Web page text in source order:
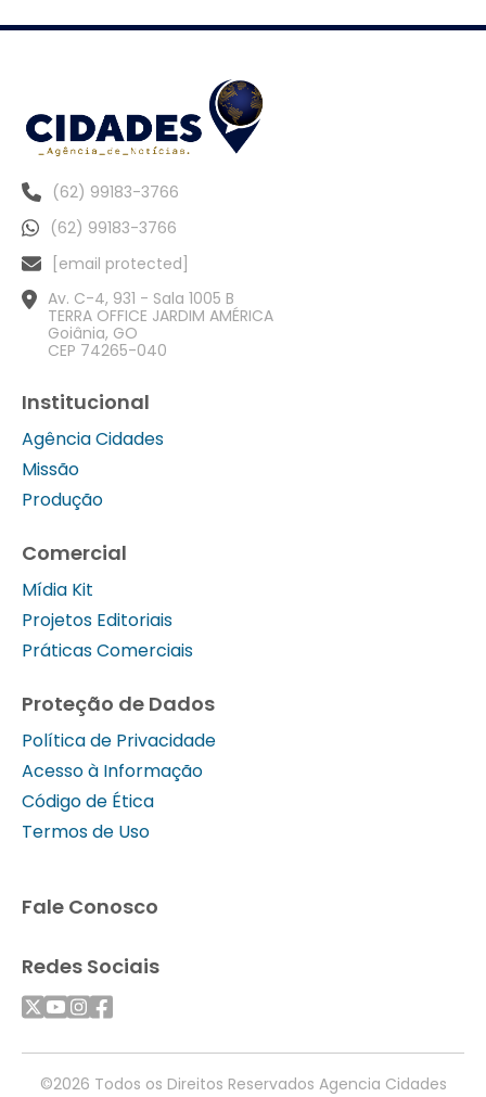
(62) 99183-3766
(62) 99183-3766
[email protected]
Av. C-4, 931 - Sala 1005 B
TERRA OFFICE JARDIM AMÉRICA
Goiânia, GO
CEP 74265-040
Institucional
Agência Cidades
Missão
Produção
Comercial
Mídia Kit
Projetos Editoriais
Práticas Comerciais
Proteção de Dados
Política de Privacidade
Acesso à Informação
Código de Ética
Termos de Uso
Fale Conosco
Redes Sociais
©2026 Todos os Direitos Reservados Agencia Cidades